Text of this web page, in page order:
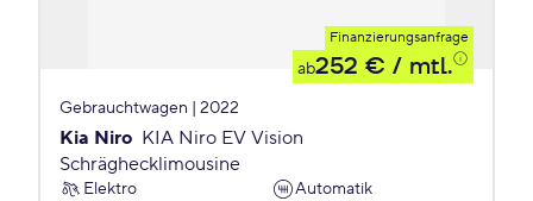
Finanzierungsanfrage
ab252 € / mtl.
Gebrauchtwagen | 2022
Kia Niro KIA Niro EV Vision
Schräghecklimousine
Elektro
Automatik